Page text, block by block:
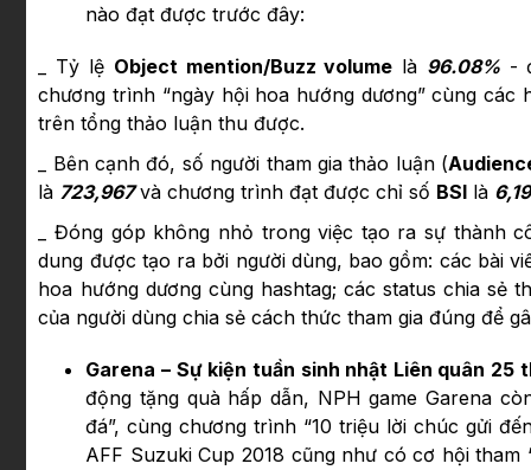
nào đạt được trước đây:
_ Tỷ lệ Object mention/Buzz volume là 96.08%-
chương trình “ngày hội hoa hướng dương” cùng các
trên tổng thảo luận thu được.
_ Bên cạnh đó, số người tham gia thảo luận (
là 723,967và chương trình đạt được chỉ số BSI là
_ Đóng góp không nhỏ trong việc tạo ra sự thành
dung được tạo ra bởi người dùng, bao gồm: các bài
hoa hướng dương cùng hashtag; các status chia sẻ
của người dùng chia sẻ cách thức tham gia đúng để
Garena – Sự kiện tuần sinh nhật Liên quân 25
động tặng quà hấp dẫn, NPH game Garena
đá”, cùng chương trình “10 triệu lời chúc gửi
AFF Suzuki Cup 2018 cũng như có cơ hội